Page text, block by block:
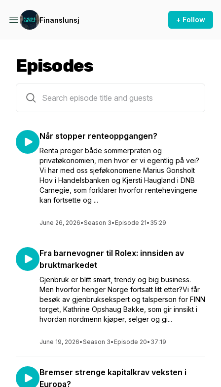
Finanslunsj + Follow
Episodes
Når stopper renteoppgangen?
Renta preger både sommerpraten og
privatøkonomien, men hvor er vi egentlig på vei?
Vi har med oss sjeføkonomene Marius Gonsholt
Hov i Handelsbanken og Kjersti Haugland i DNB
Carnegie, som forklarer hvorfor rentehevingene
kan fortsette og ...
June 26, 2026•Season 3• Episode 21• 35:29
Fra barnevogner til Rolex: innsiden av
bruktmarkedet
Gjenbruk er blitt smart, trendy og big business.
Men hvorfor henger Norge fortsatt litt etter?Vi får
besøk av gjenbruksekspert og talsperson for FINN
torget, Kathrine Opshaug Bakke, som gir innsikt i
hvordan nordmenn kjøper, selger og gi...
June 19, 2026•Season 3• Episode 20• 37:19
Bremser strenge kapitalkrav veksten i
Europa?